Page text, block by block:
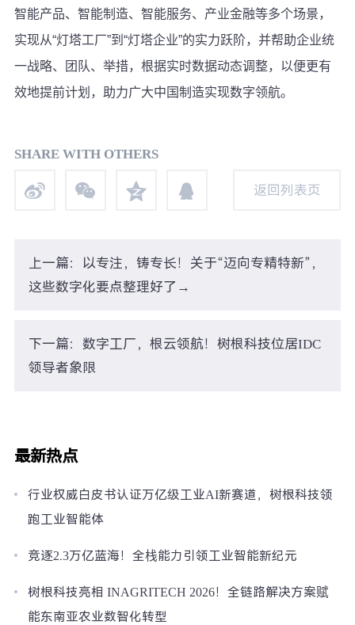
智能产品、智能制造、智能服务、产业金融等多个场景，
实现从“灯塔工厂”到“灯塔企业”的实力跃阶，并帮助企业统
一战略、团队、举措，根据实时数据动态调整，以便更有
效地提前计划，助力广大中国制造实现数字领航。
SHARE WITH OTHERS
返回列表页
上一篇：以专注，铸专长！关于“迈向专精特新”，
这些数字化要点整理好了→
下一篇：数字工厂，根云领航！树根科技位居IDC
领导者象限
最新热点
行业权威白皮书认证万亿级工业AI新赛道，树根科技领
跑工业智能体
竞逐2.3万亿蓝海！全栈能力引领工业智能新纪元
树根科技亮相 INAGRITECH 2026！全链路解决方案赋
能东南亚农业数智化转型